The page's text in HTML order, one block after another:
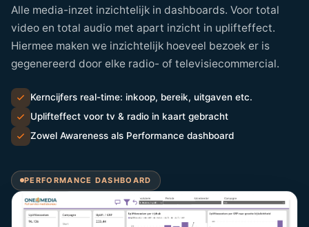
Alle media-inzet inzichtelijk in dashboards. Voor total
video en total audio met apart inzicht in uplifteffect.
Hiermee maken we inzichtelijk hoeveel bezoek er is
gegenereerd door elke radio- of televisiecommercial.
Kerncijfers real-time: inkoop, bereik, uitgaven etc.
Uplifteffect voor tv & radio in kaart gebracht
Zowel Awareness als Performance dashboard
PERFORMANCE DASHBOARD